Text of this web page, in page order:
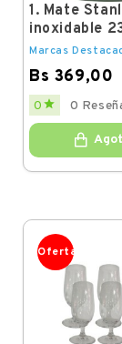
1. Mate
inoxidable
Marcas
Bs 369,00
Price
0  0
Oferta